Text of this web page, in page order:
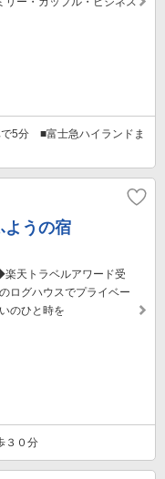
5分 ■富士急ハイランドま
うの宿
楽天トラベルアワード受
ログハウスでプライベー
のひと時を
３０分